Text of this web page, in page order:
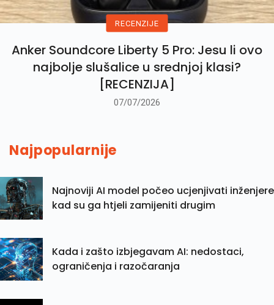
RECENZIJE
Anker Soundcore Liberty 5 Pro: Jesu li ovo
najbolje slušalice u srednjoj klasi?
[RECENZIJA]
07/07/2026
Najpopularnije
Najnoviji AI model počeo ucjenjivati inženjere
kad su ga htjeli zamijeniti drugim
Kada i zašto izbjegavam AI: nedostaci,
ograničenja i razočaranja